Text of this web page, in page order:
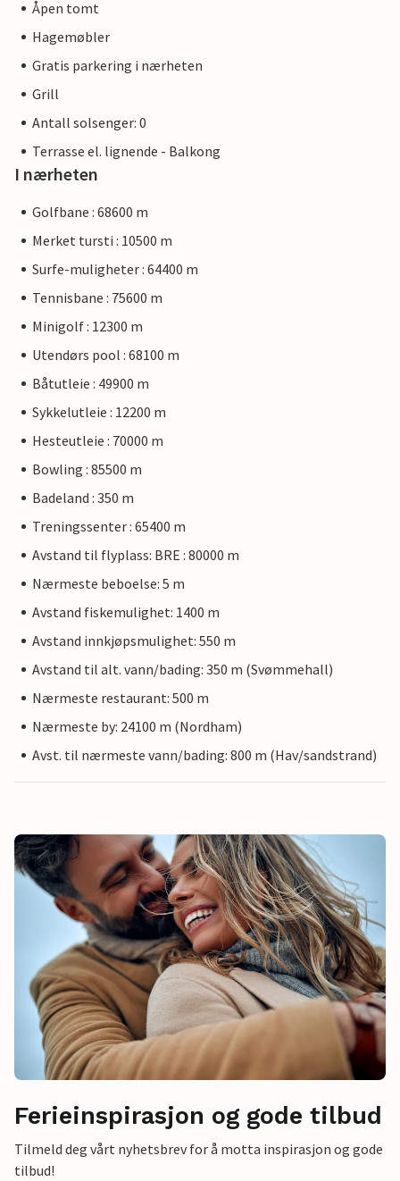
Åpen tomt
Hagemøbler
Gratis parkering i nærheten
Grill
Antall solsenger: 0
Terrasse el. lignende - Balkong
I nærheten
Golfbane : 68600 m
Merket tursti : 10500 m
Surfe-muligheter : 64400 m
Tennisbane : 75600 m
Minigolf : 12300 m
Utendørs pool : 68100 m
Båtutleie : 49900 m
Sykkelutleie : 12200 m
Hesteutleie : 70000 m
Bowling : 85500 m
Badeland : 350 m
Treningssenter : 65400 m
Avstand til flyplass: BRE : 80000 m
Nærmeste beboelse: 5 m
Avstand fiskemulighet: 1400 m
Avstand innkjøpsmulighet: 550 m
Avstand til alt. vann/bading: 350 m (Svømmehall)
Nærmeste restaurant: 500 m
Nærmeste by: 24100 m (Nordham)
Avst. til nærmeste vann/bading: 800 m (Hav/sandstrand)
Ferieinspirasjon og gode tilbud
Tilmeld deg vårt nyhetsbrev for å motta inspirasjon og gode
tilbud!